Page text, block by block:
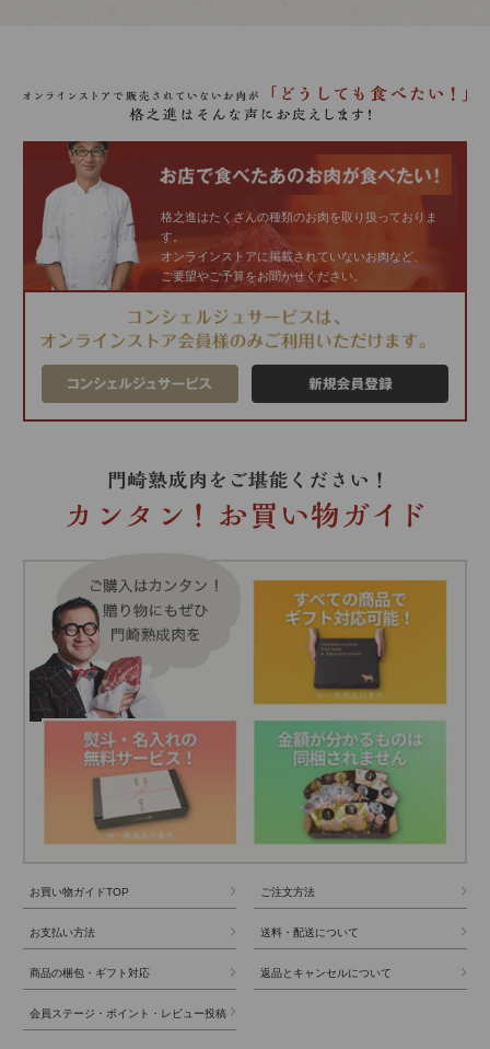
格之進はたくさんの種類のお肉を取り扱っておりま
す。
オンラインストアに掲載されていないお肉など、
ご要望やご予算をお聞かせください。
お買い物ガイドTOP ご注文方法
お支払い方法 送料・配送について
商品の梱包・ギフト対応 返品とキャンセルについて
会員ステージ・ポイント・レビュー投稿